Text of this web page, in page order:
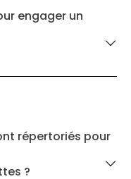
engager un
répertoriés pour
?